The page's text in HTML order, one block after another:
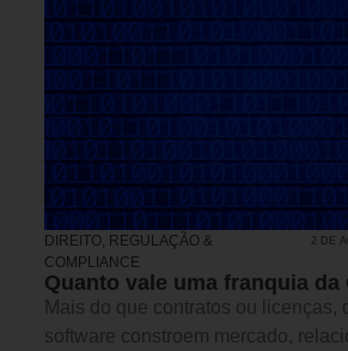
DIREITO, REGULAÇÃO &
COMPLIANCE
2 DE
Quanto vale uma franquia da
Mais do que contratos ou licenças,
software constroem mercado,